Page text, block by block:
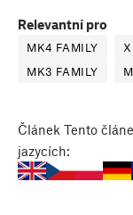
Relevantní pro
MK4 FAMILY
MK3 FAMILY
Článek Tento
jazycích: